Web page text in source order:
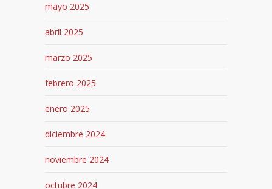
mayo 2025
abril 2025
marzo 2025
febrero 2025
enero 2025
diciembre 2024
noviembre 2024
octubre 2024